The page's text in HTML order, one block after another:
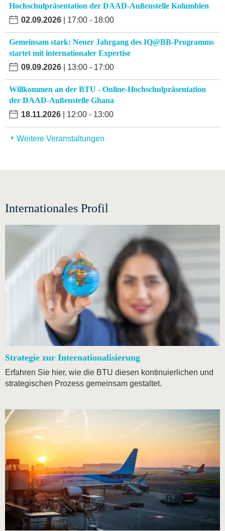
Hochschulpräsentation der DAAD-Außenstelle Kolumbien
02.09.2026 | 17:00 - 18:00
Gemeinsam stark: Neuer Jahrgang des IQ@BB-Programms
startet mit internationaler Expertise
09.09.2026 | 13:00 - 17:00
Willkommen an der BTU - Online-Hochschulpräsentation
der DAAD-Außenstelle Ghana
18.11.2026 | 12:00 - 13:00
Weitere Veranstaltungen
Internationales Profil
Strategie zur Internationalisierung
Erfahren Sie hier, wie die BTU diesen kontinuierlichen und
strategischen Prozess gemeinsam gestaltet.